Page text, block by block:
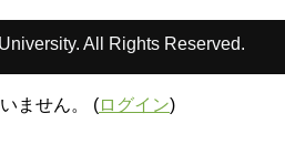
All Rights Reserved.
ません。 (ログイン)